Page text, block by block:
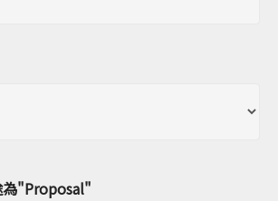
為"Proposal"